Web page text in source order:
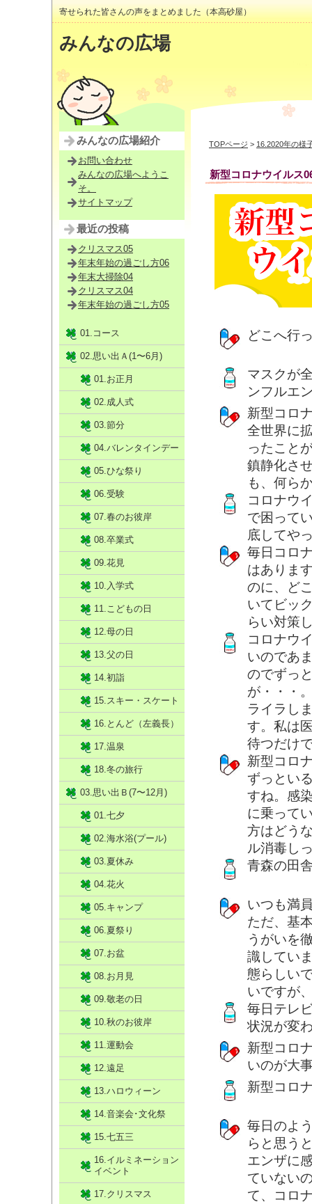
寄せられた皆さんの声をまとめました（本高砂屋）
みんなの広場
TOPページ > 16.2020年の様
新型コロナウイルス
どこへ行
マスクが
ンフルエ
新型コロ
全世界に
ったこと
鎮静化さ
も、何ら
コロナウ
で困って
底してや
毎日コロ
はありま
のに、ど
いてビッ
らい対策
コロナウ
いのであ
のでずっ
が・・・
ライラし
す。私は
待つだけ
新型コロ
ずっとい
すね。感
に乗って
方はどう
ル消毒し
青森の田
いつも満
ただ、基
うがいを
識してい
態らしい
いですが
毎日テレ
状況が変
新型コロ
いのが大
新型コロ
毎日のよ
らと思う
エンザに
ていない
て、コロ
みんなの広場紹介
お問い合わせ
みんなの広場へようこ
そ。
サイトマップ
最近の投稿
クリスマス05
年末年始の過ごし方06
年末大掃除04
クリスマス04
年末年始の過ごし方05
01.コース
02.思い出Ａ(1〜6月)
01.お正月
02.成人式
03.節分
04.バレンタインデー
05.ひな祭り
06.受験
07.春のお彼岸
08.卒業式
09.花見
10.入学式
11.こどもの日
12.母の日
13.父の日
14.初詣
15.スキー・スケート
16.とんど（左義長）
17.温泉
18.冬の旅行
03.思い出Ｂ(7〜12月)
01.七夕
02.海水浴(プール)
03.夏休み
04.花火
05.キャンプ
06.夏祭り
07.お盆
08.お月見
09.敬老の日
10.秋のお彼岸
11.運動会
12.遠足
13.ハロウィーン
14.音楽会･文化祭
15.七五三
16.イルミネーション
イベント
17.クリスマス